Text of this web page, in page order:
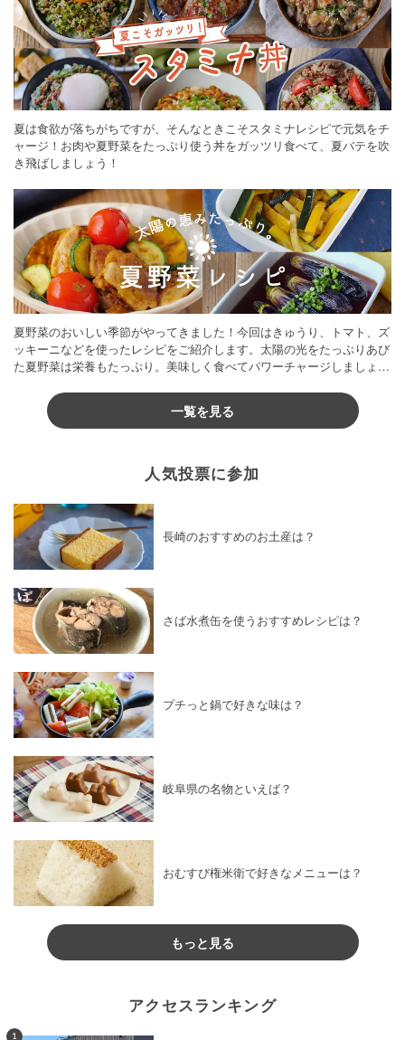
夏は食欲が落ちがちですが、そんなときこそスタミナレシピで元気をチ
ャージ！お肉や夏野菜をたっぷり使う丼をガッツリ食べて、夏バテを吹
き飛ばしましょう！
夏野菜のおいしい季節がやってきました！今回はきゅうり、トマト、ズ
ッキーニなどを使ったレシピをご紹介します。太陽の光をたっぷりあび
た夏野菜は栄養もたっぷり。美味しく食べてパワーチャージしましょう
一覧を見る
人気投票に参加
長崎のおすすめのお土産は？
さば水煮缶を使うおすすめレシピは？
プチっと鍋で好きな味は？
岐阜県の名物といえば？
おむすび権米衛で好きなメニューは？
もっと見る
アクセスランキング
1